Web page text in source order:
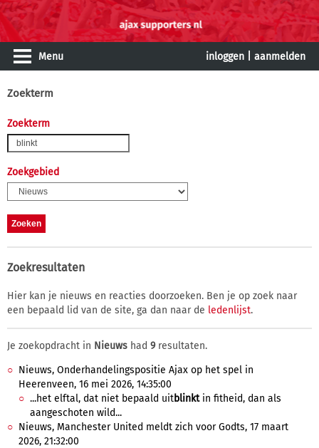
Menu inloggen aanmelden
Zoekterm
Zoekterm
Zoekgebied
Zoekresultaten
Hier kan je nieuws en reacties doorzoeken. Ben je op zoek naar
een bepaald lid van de site, ga dan naar de ledenlijst.
Je zoekopdracht in Nieuws had 9resultaten.
Nieuws, Onderhandelingspositie Ajax op het spel in
Heerenveen, 16 mei 2026, 14:35:00
...het elftal, dat niet bepaald uitblinktin fitheid, dan als
aangeschoten wild...
Nieuws, Manchester United meldt zich voor Godts, 17 maart
2026, 21:32:00